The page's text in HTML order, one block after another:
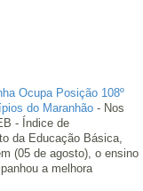
Ocupa Posição 108º
do Maranhão - Nos
- Índice de
da Educação Básica,
(05 de agosto), o ensino
a melhora